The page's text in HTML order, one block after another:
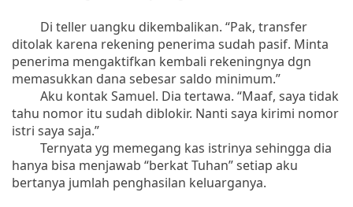
Di teller uangku dikembalikan. “Pak, transfer
ditolak karena rekening penerima sudah pasif. Minta
penerima mengaktifkan kembali rekeningnya dgn
memasukkan dana sebesar saldo minimum.”
Aku kontak Samuel. Dia tertawa. “Maaf, saya tidak
tahu nomor itu sudah diblokir. Nanti saya kirimi nomor
istri saya saja.”
Ternyata yg memegang kas istrinya sehingga dia
hanya bisa menjawab “berkat Tuhan” setiap aku
bertanya jumlah penghasilan keluarganya.